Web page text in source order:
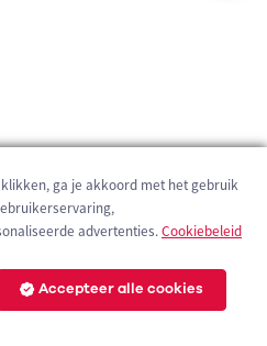
ga je akkoord met het gebruik
advertenties.Cookiebeleid
Accepteer alle cookies